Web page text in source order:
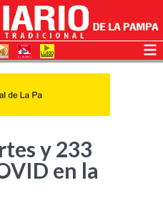
y 233
en la